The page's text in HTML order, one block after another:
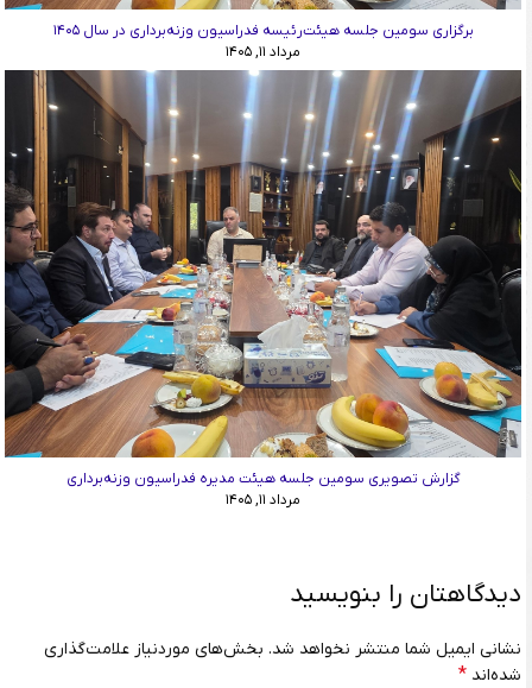
برگزاری سومین جلسه هیئت‌رئیسه فدراسیون وزنه‌برداری در سال ۱۴۰۵
مرداد ۱۱, ۱۴۰۵
گزارش تصویری سومین جلسه هیئت مدیره فدراسیون وزنه‌برداری
مرداد ۱۱, ۱۴۰۵
دیدگاهتان را بنویسید
نشانی ایمیل شما منتشر نخواهد شد. بخش‌های موردنیاز علامت‌گذاری
شده‌اند *